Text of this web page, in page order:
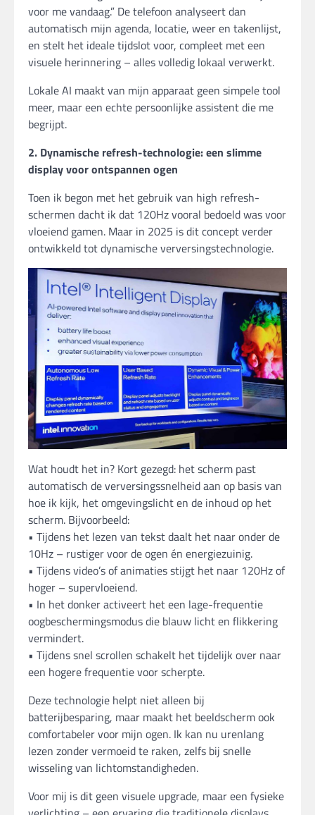
voor me vandaag.” De telefoon analyseert dan
automatisch mijn agenda, locatie, weer en takenlijst,
en stelt het ideale tijdslot voor, compleet met een
visuele herinnering – alles volledig lokaal verwerkt.
Lokale AI maakt van mijn apparaat geen simpele tool
meer, maar een echte persoonlijke assistent die me
begrijpt.
2. Dynamische refresh-technologie: een slimme
display voor ontspannen ogen
Toen ik begon met het gebruik van high refresh-
schermen dacht ik dat 120Hz vooral bedoeld was voor
vloeiend gamen. Maar in 2025 is dit concept verder
ontwikkeld tot dynamische verversingstechnologie.
Wat houdt het in? Kort gezegd: het scherm past
automatisch de verversingssnelheid aan op basis van
hoe ik kijk, het omgevingslicht en de inhoud op het
scherm. Bijvoorbeeld:
• Tijdens het lezen van tekst daalt het naar onder de
10Hz – rustiger voor de ogen én energiezuinig.
• Tijdens video’s of animaties stijgt het naar 120Hz of
hoger – supervloeiend.
• In het donker activeert het een lage-frequentie
oogbeschermingsmodus die blauw licht en flikkering
vermindert.
• Tijdens snel scrollen schakelt het tijdelijk over naar
een hogere frequentie voor scherpte.
Deze technologie helpt niet alleen bij
batterijbesparing, maar maakt het beeldscherm ook
comfortabeler voor mijn ogen. Ik kan nu urenlang
lezen zonder vermoeid te raken, zelfs bij snelle
wisseling van lichtomstandigheden.
Voor mij is dit geen visuele upgrade, maar een fysieke